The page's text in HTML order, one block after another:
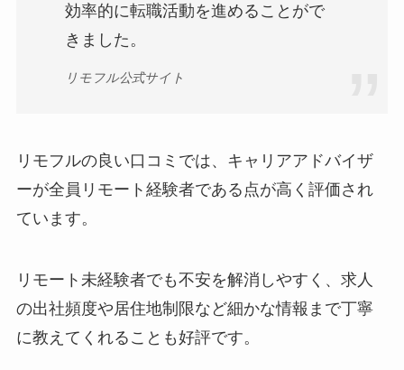
効率的に転職活動を進めることがで
きました。
リモフル公式サイト
リモフルの良い口コミでは、キャリアアドバイザ
ーが全員リモート経験者である点が高く評価され
ています。
リモート未経験者でも不安を解消しやすく、求人
の出社頻度や居住地制限など細かな情報まで丁寧
に教えてくれることも好評です。